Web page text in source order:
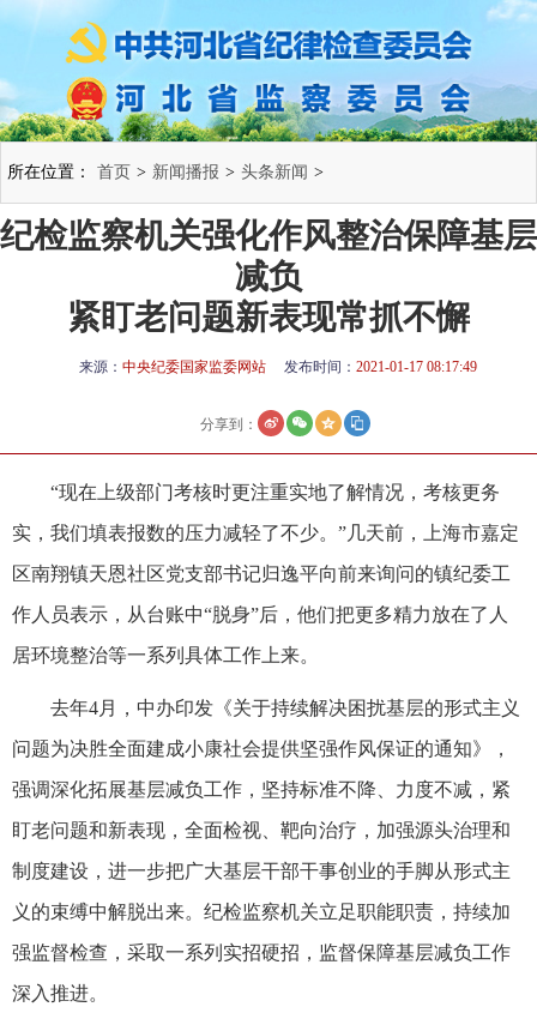
所在位置： 首页 > 新闻播报 > 头条新闻 >
纪检监察机关强化作风整治保障基层
减负
紧盯老问题新表现常抓不懈
来源： 中央纪委国家监委网站 发布时间： 2021-01-17 08:17:49
分享到：
“现在上级部门考核时更注重实地了解情况，考核更务
实，我们填表报数的压力减轻了不少。”几天前，上海市嘉定
区南翔镇天恩社区党支部书记归逸平向前来询问的镇纪委工
作人员表示，从台账中“脱身”后，他们把更多精力放在了人
居环境整治等一系列具体工作上来。
去年4月，中办印发《关于持续解决困扰基层的形式主义
问题为决胜全面建成小康社会提供坚强作风保证的通知》，
强调深化拓展基层减负工作，坚持标准不降、力度不减，紧
盯老问题和新表现，全面检视、靶向治疗，加强源头治理和
制度建设，进一步把广大基层干部干事创业的手脚从形式主
义的束缚中解脱出来。纪检监察机关立足职能职责，持续加
强监督检查，采取一系列实招硬招，监督保障基层减负工作
深入推进。